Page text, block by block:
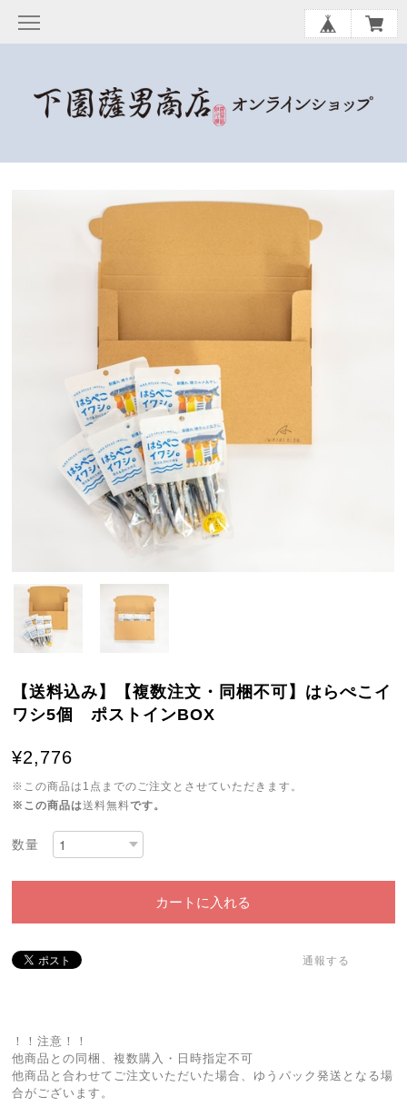
【送料込み】【複数注文・同梱不可】はらぺこイ
ワシ5個 ポストインBOX
¥2,776
※この商品は1点までのご注文とさせていただきます。
※この商品は送料無料です。
数量
カートに入れる
通報する
！！注意！！
他商品との同梱、複数購入・日時指定不可
他商品と合わせてご注文いただいた場合、ゆうパック発送となる場
合がございます。